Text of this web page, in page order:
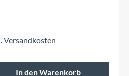
Versandkosten
Gib den gewünschten
In den Warenkorb